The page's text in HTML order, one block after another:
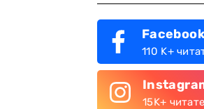
110 K+
15K+